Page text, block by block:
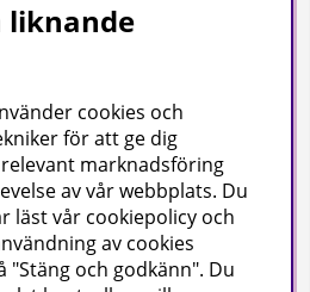
städ- och hygienprodukter.
33 Sävsjö
liknande
cookies och
för att ge dig
marknadsföring
av vår webbplats. Du
läst vår cookiepolicy och
av cookies
"Stäng och godkänn". Du